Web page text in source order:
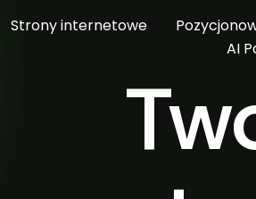
Strony internetowe
AI